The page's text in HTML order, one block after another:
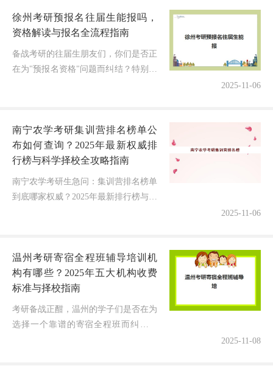
机...
徐州考研预报名往届生能报吗，
资格解读与报名全流程指南
备战考研的往届生朋友们，你们是否正
在为"预报名资格"问题而纠结？特别是
2025-11-06
南宁农学考研集训营排名榜单公
布如何查询？2025年最新权威排
行榜与科学择校全攻略指南
南宁农学考研生急问：集训营排名榜单
到底哪家权威？2025年最新排行榜与择
2025-11-06
温州考研寄宿全程班辅导培训机
构有哪些？2025年五大机构收费
标准与择校指南
考研备战正酣，温州的学子们是否在为
选择一个靠谱的寄宿全程班而纠结？
2025-11-08